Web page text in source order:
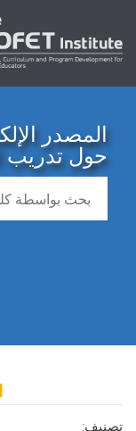
المصدر
حول تدريب
تصنيف: